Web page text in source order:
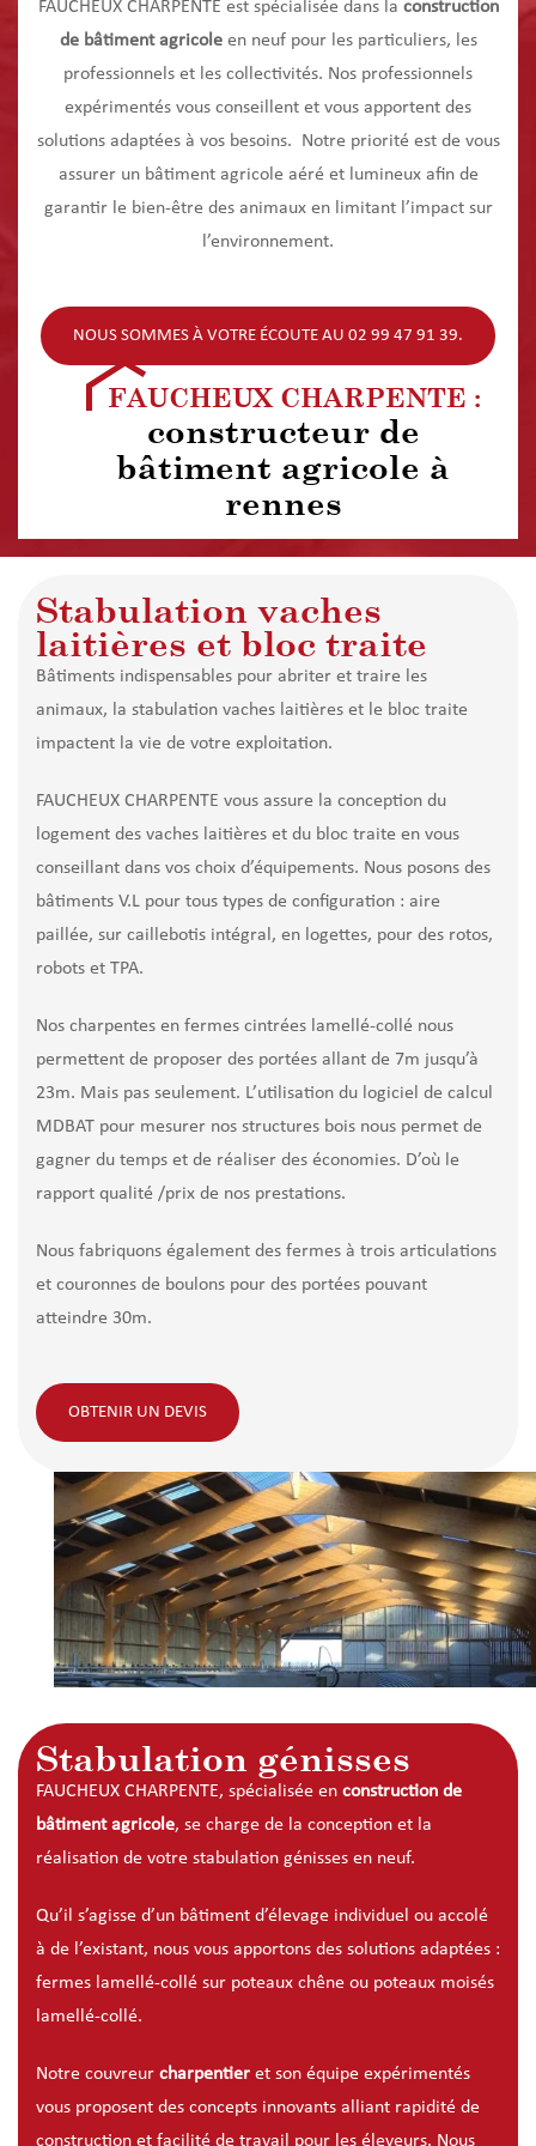
FAUCHEUX CHARPENTE :
constructeur de
bâtiment agricole à
rennes
FAUCHEUX CHARPENTE est spécialisée dans la construction
de bâtiment agricoleen neuf pour les particuliers, les
professionnels et les collectivités. Nos professionnels
expérimentés vous conseillent et vous apportent des
solutions adaptées à vos besoins. Notre priorité est de vous
assurer un bâtiment agricole aéré et lumineux afin de
garantir le bien-être des animaux en limitant l’impact sur
l’environnement.
NOUS SOMMES À VOTRE ÉCOUTE AU 02 99 47 91 39.
Stabulation vaches
laitières et bloc traite
Bâtiments indispensables pour abriter et traire les
animaux, la stabulation vaches laitières et le bloc traite
impactent la vie de votre exploitation.
FAUCHEUX CHARPENTE vous assure la conception du
logement des vaches laitières et du bloc traite en vous
conseillant dans vos choix d’équipements. Nous posons des
bâtiments V.L pour tous types de configuration : aire
paillée, sur caillebotis intégral, en logettes, pour des rotos,
robots et TPA.
Nos charpentes en fermes cintrées lamellé-collé nous
permettent de proposer des portées allant de 7m jusqu’à
23m. Mais pas seulement. L’utilisation du logiciel de calcul
MDBAT pour mesurer nos structures bois nous permet de
gagner du temps et de réaliser des économies. D’où le
rapport qualité /prix de nos prestations.
Nous fabriquons également des fermes à trois articulations
et couronnes de boulons pour des portées pouvant
atteindre 30m.
OBTENIR UN DEVIS
Stabulation génisses
FAUCHEUX CHARPENTE, spécialisée en construction de
bâtiment agricole, se charge de la conception et la
réalisation de votre stabulation génisses en neuf.
Qu’il s’agisse d’un bâtiment d’élevage individuel ou accolé
à de l’existant, nous vous apportons des solutions adaptées :
fermes lamellé-collé sur poteaux chêne ou poteaux moisés
lamellé-collé.
Notre couvreur charpentier et son équipe expérimentés
vous proposent des concepts innovants alliant rapidité de
construction et facilité de travail pour les éleveurs. Nous